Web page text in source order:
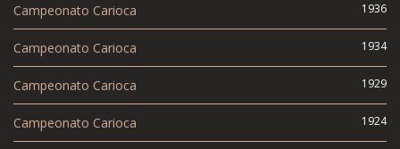
Campeonato Carioca 1936
Campeonato Carioca 1934
Campeonato Carioca 1929
Campeonato Carioca 1924